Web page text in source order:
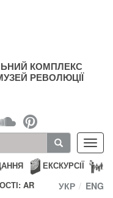
КОМПЛЕКС
РЕВОЛЮЦІЇ
ЕКСКУРСІЇ
AR
УКР ENG